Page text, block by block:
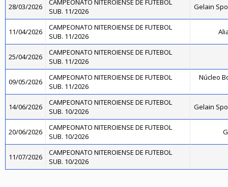
28/03/2026
CAMPEONATO NITEROIENSE DE FUTEBOL
SUB. 11/2026
Gelain
11/04/2026
CAMPEONATO NITEROIENSE DE FUTEBOL
SUB. 11/2026
25/04/2026
CAMPEONATO NITEROIENSE DE FUTEBOL
SUB. 11/2026
09/05/2026
CAMPEONATO NITEROIENSE DE FUTEBOL
SUB. 11/2026
Núcleo
14/06/2026
CAMPEONATO NITEROIENSE DE FUTEBOL
SUB. 10/2026
Gelain
20/06/2026
CAMPEONATO NITEROIENSE DE FUTEBOL
SUB. 10/2026
11/07/2026
CAMPEONATO NITEROIENSE DE FUTEBOL
SUB. 10/2026